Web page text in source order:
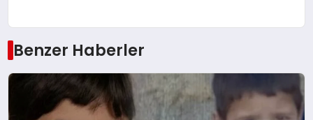
Benzer Haberler